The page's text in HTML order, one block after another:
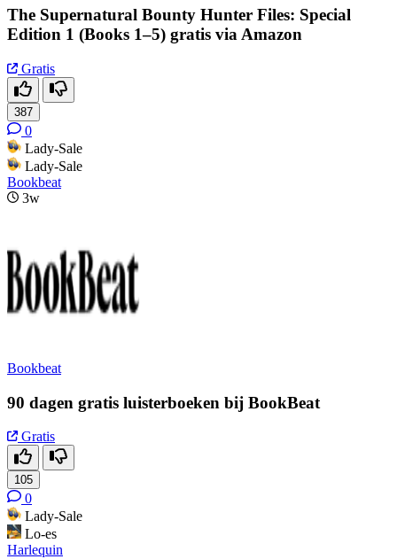
The Supernatural Bounty Hunter Files: Special
Edition 1 (Books 1–5) gratis via Amazon
Gratis
387
0
Lady-Sale
Lady-Sale
Bookbeat
3w
Bookbeat
90 dagen gratis luisterboeken bij BookBeat
Gratis
105
0
Lady-Sale
Lo-es
Harlequin